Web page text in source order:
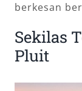
berkesan
Sekilas
Pluit